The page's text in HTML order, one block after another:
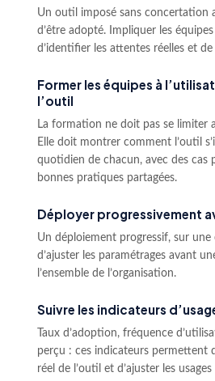
Un outil imposé sans concertation
d’être adopté. Impliquer les
d’identifier les attentes réelles et de
Former les équipes à
l’outil
La formation ne doit pas se limiter
Elle doit montrer comment l’outil
quotidien de chacun, avec des cas
bonnes pratiques partagées.
Déployer progressivement
Un déploiement progressif, sur
d’ajuster les paramétrages avant
l’ensemble de l’organisation.
Suivre les indicateurs
Taux d’adoption, fréquence
perçu : ces indicateurs permettent
réel de l’outil et d’ajuster les